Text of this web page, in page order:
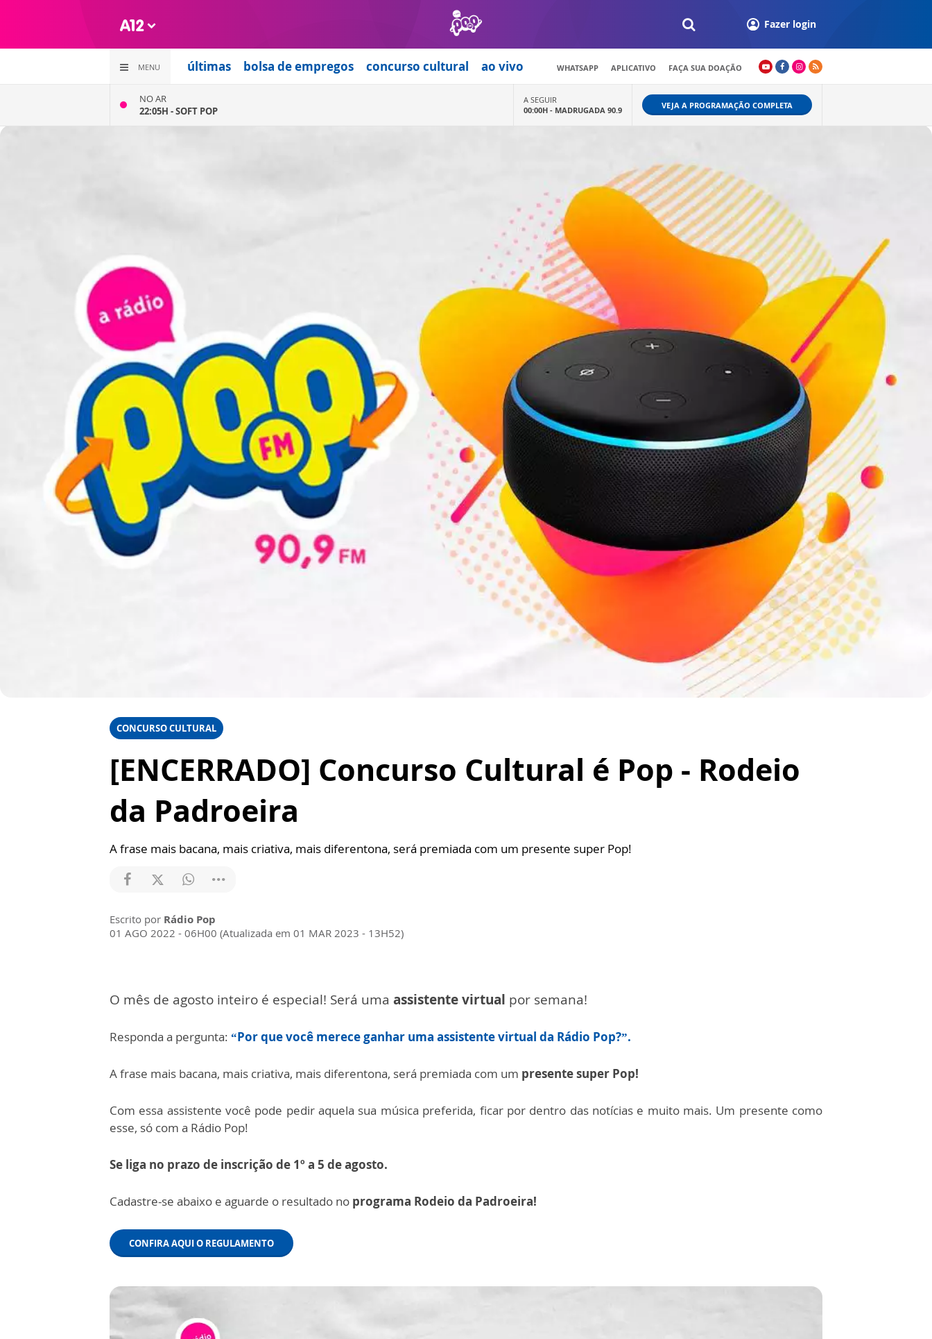
Fazer login
MENU últimas bolsa de empregos concurso cultural ao vivo WHATSAPP APLICATIVO FAÇA SUA DOAÇÃO
NO AR
22:05H -SOFT POP
A SEGUIR
00:00H - MADRUGADA 90.9 VEJA A PROGRAMAÇÃO COMPLETA
CONCURSO CULTURAL
[ENCERRADO] Concurso Cultural é Pop - Rodeio
da Padroeira
A frase mais bacana, mais criativa, mais diferentona, será premiada com um presente super Pop!
Escrito por Rádio Pop
01 AGO 2022 - 06H00 (Atualizada em 01 MAR 2023 - 13H52)
O mês de agosto inteiro é especial! Será uma assistente virtual por semana!
Responda a pergunta: “Por que você merece ganhar uma assistente virtual da Rádio Pop?”.
A frase mais bacana, mais criativa, mais diferentona, será premiada com um presente super Pop!
Com essa assistente você pode pedir aquela sua música preferida, ficar por dentro das notícias e muito mais. Um presente como
esse, só com a Rádio Pop!
Se liga no prazo de inscrição de 1º a 5 de agosto.
Cadastre-se abaixo e aguarde o resultado no programa Rodeio da Padroeira!
CONFIRA AQUI O REGULAMENTO